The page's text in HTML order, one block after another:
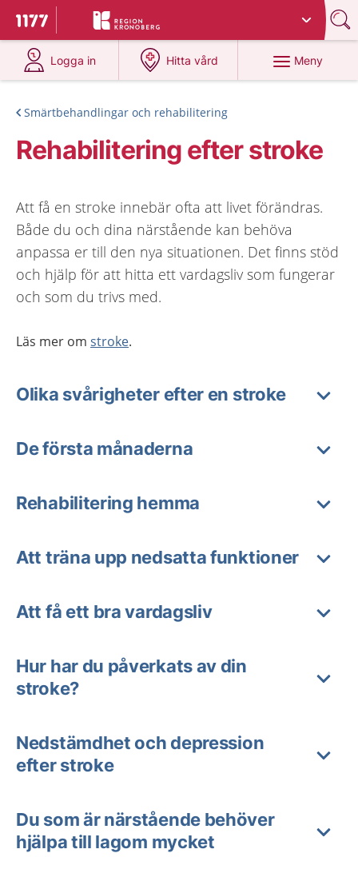
Till startsidan för 1177
Du har valt region
Logga in
på 1177.se
Hitta vård
på 1177.se
Meny
Smärtbehandlingar och rehabilitering
Rehabilitering efter stroke
Att få en stroke innebär ofta att livet förändras.
Både du och dina närstående kan behöva
anpassa er till den nya situationen. Det finns stöd
och hjälp för att hitta ett vardagsliv som fungerar
och som du trivs med.
Läs mer om stroke.
Olika svårigheter efter en stroke
De första månaderna
Rehabilitering hemma
Att träna upp nedsatta funktioner
Att få ett bra vardagsliv
Hur har du påverkats av din
stroke?
Nedstämdhet och depression
efter stroke
Du som är närstående behöver
hjälpa till lagom mycket